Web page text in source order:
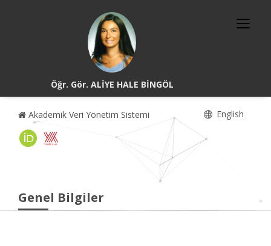
Öğr. Gör. ALİYE HALE BİNGÖL
Akademik Veri Yönetim Sistemi English
Genel Bilgiler